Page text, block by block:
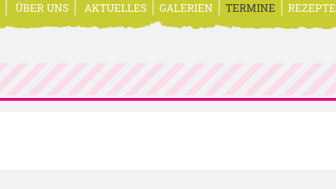
ÜBER UNS AKTUELLES GALERIEN TERMINE REZEPTE